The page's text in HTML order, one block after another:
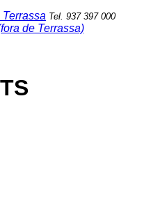
Tel. 937 397 000
de Terrassa)